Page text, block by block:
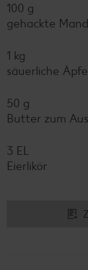
100 g
gehackte
1 kg
säuerliche
50 g
Butter zum
3 EL
Eierlikör